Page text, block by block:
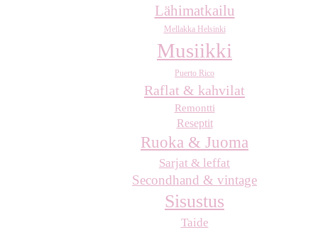
Lähimatkailu
Mellakka Helsinki
Musiikki
Puerto Rico
Raflat & kahvilat
Remontti
Reseptit
Ruoka & Juoma
Sarjat & leffat
Secondhand & vintage
Sisustus
Taide